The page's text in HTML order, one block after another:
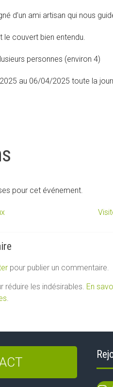
d’un ami artisan qui nous
le couvert bien entendu.
personnes (environ 4)
au 06/04/2025 toute la
pour cet événement.
pour publier un commentaire.
réduire les indésirables. En
.